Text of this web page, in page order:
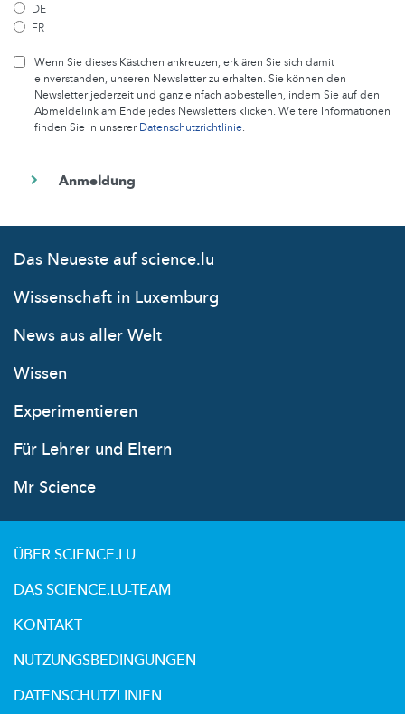
DE
FR
Wenn Sie dieses Kästchen ankreuzen, erklären Sie sich damit
einverstanden, unseren Newsletter zu erhalten. Sie können den
Newsletter jederzeit und ganz einfach abbestellen, indem Sie auf den
Abmeldelink am Ende jedes Newsletters klicken. Weitere Informationen
finden Sie in unsererDatenschutzrichtlinie.
Das Neueste auf science.lu
Wissenschaft in Luxemburg
News aus aller Welt
Wissen
Experimentieren
Für Lehrer und Eltern
Mr Science
ÜBER SCIENCE.LU
DAS SCIENCE.LU-TEAM
KONTAKT
NUTZUNGSBEDINGUNGEN
DATENSCHUTZLINIEN